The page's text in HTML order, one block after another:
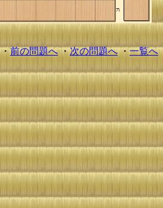
・前の問題へ・次の問題へ・一覧へ